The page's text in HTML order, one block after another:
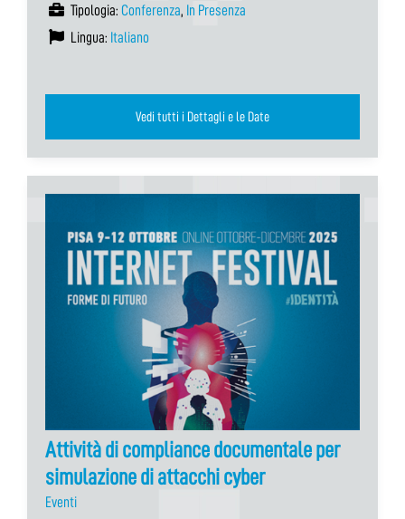
Tipologia: Conferenza, In Presenza
Lingua: Italiano
Vedi tutti i Dettagli e le Date
Attività di compliance documentale per
simulazione di attacchi cyber
Eventi